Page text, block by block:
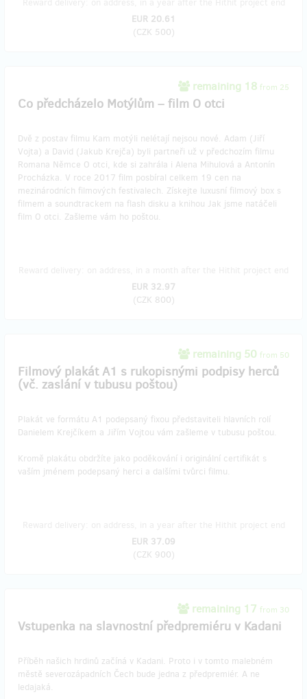
EUR 20.61
(CZK 500)
remaining 18 from 25
Co předcházelo Motýlům – film O otci
Dvě z postav filmu Kam motýli nelétají nejsou nové. Adam (Jiří
Vojta) a David (Jakub Krejča) byli partneři už v předchozím filmu
Romana Němce O otci, kde si zahrála i Alena Mihulová a Antonín
Procházka. V roce 2017 film posbíral celkem 19 cen na
mezinárodních filmových festivalech. Získejte luxusní filmový box s
filmem a soundtrackem na flash disku a knihou Jak jsme natáčeli
film O otci. Zašleme vám ho poštou.
EUR 32.97
(CZK 800)
remaining 50 from 50
Filmový plakát A1 s rukopisnými podpisy herců
(vč. zaslání v tubusu poštou)
Plakát ve formátu A1 podepsaný fixou představiteli hlavních rolí
Danielem Krejčíkem a Jiřím Vojtou vám zašleme v tubusu poštou.
Kromě plakátu obdržíte jako poděkování i originální certifikát s
vaším jménem podepsaný herci a dalšími tvůrci filmu.
EUR 37.09
(CZK 900)
remaining 17 from 30
Vstupenka na slavnostní předpremiéru v Kadani
Příběh našich hrdinů začíná v Kadani. Proto i v tomto malebném
městě severozápadních Čech bude jedna z předpremiér. A ne
ledajaká.